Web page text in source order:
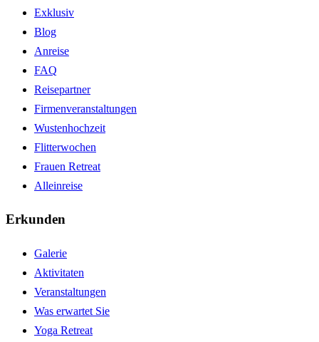
Exklusiv
Blog
Anreise
FAQ
Reisepartner
Firmenveranstaltungen
Wustenhochzeit
Flitterwochen
Frauen Retreat
Alleinreise
Erkunden
Galerie
Aktivitaten
Veranstaltungen
Was erwartet Sie
Yoga Retreat